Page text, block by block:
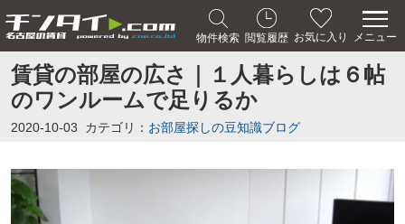
物件検索 閲覧履歴 お気に入り メニュー
賃貸の部屋の広さ｜１人暮らしは６帖
のワンルームで足りるか
2020-10-03 カテゴリ： お部屋探しの豆知識ブログ